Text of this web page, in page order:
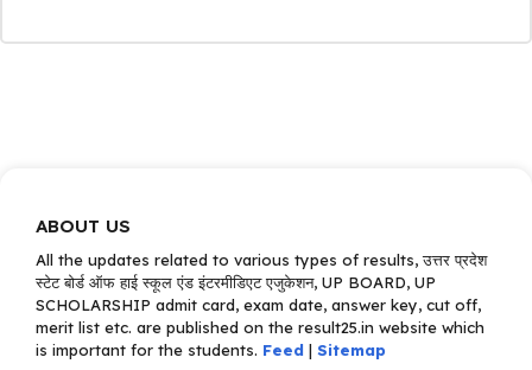
ABOUT US
All the updates related to various types of results, उत्तर प्रदेश
स्टेट बोर्ड ऑफ हाई स्कूल एंड इंटरमीडिएट एजुकेशन, UP BOARD, UP
SCHOLARSHIP admit card, exam date, answer key, cut off,
merit list etc. are published on the result25.in website which
is important for the students. Feed | Sitemap